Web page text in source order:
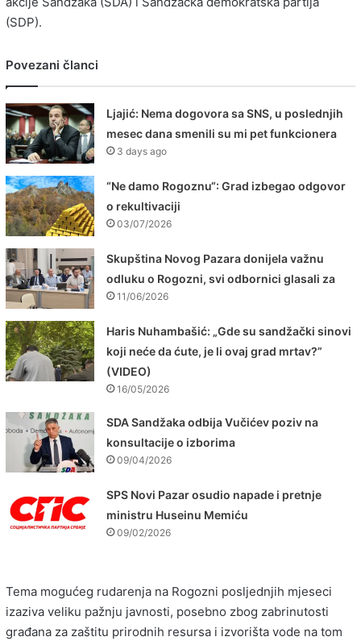
(SDP).
Povezani članci
Ljajić: Nema dogovora sa SNS, u poslednjih
mesec dana smenili su mi pet funkcionera
3 days ago
“Ne damo Rogoznu“: Grad izbegao odgovor
o rekultivaciji
03/07/2026
Skupština Novog Pazara donijela važnu
odluku o Rogozni, svi odbornici glasali za
11/06/2026
Haris Nuhambašić: „Gde su sandžački sinovi
koji neće da ćute, je li ovaj grad mrtav?”
(VIDEO)
16/05/2026
SDA Sandžaka odbija Vučićev poziv na
konsultacije o izborima
09/04/2026
SPS Novi Pazar osudio napade i pretnje
ministru Huseinu Memiću
09/02/2026
Tema mogućeg rudarenja na Rogozni posljednjih mjeseci
izaziva veliku pažnju javnosti, posebno zbog zabrinutosti
građana za zaštitu prirodnih resursa i izvorišta vode na tom